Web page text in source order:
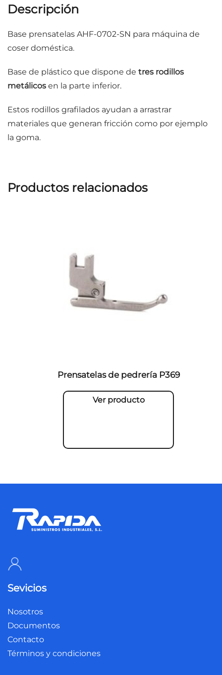
Descripción
Base prensatelas AHF-0702-SN para máquina de
coser doméstica.
Base de plástico que dispone de tres rodillos
metálicos en la parte inferior.
Estos rodillos grafilados ayudan a arrastrar
materiales que generan fricción como por ejemplo
la goma.
Productos relacionados
Prensatelas de pedrería P369
Ver producto
Sevicios
Nosotros
Documentos
Contacto
Términos y condiciones